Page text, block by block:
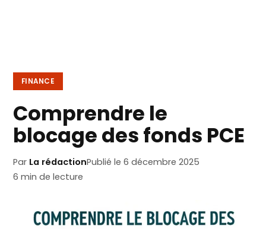
FINANCE
Comprendre le
blocage des fonds PCE
Par La rédactionPublié le 6 décembre 2025
6 min de lecture